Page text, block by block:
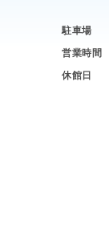
駐車場
営業時間
休館日